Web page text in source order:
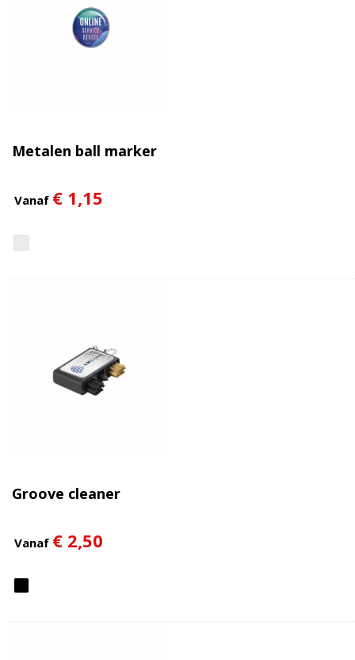
Metalen ball marker
Vanaf € 1,15
Groove cleaner
Vanaf € 2,50